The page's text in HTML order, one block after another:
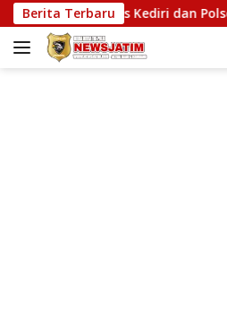
Langsung
ke
konten
Berita Terbaru
Polres Kediri dan Polsek Ngadiluwih